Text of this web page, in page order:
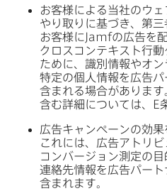
お客様に​よる​当社の​ウ
やり​取りに​基づき、​第
お客様に Jamfの​広告を​
クロスコンテキスト行
ために、​識別情報や​オ
特定の​個人情報を​広告
含まれる​場合が​ありま
含む詳細に​ついては、
E
広告キャンペーンの​効果
これには、​広告アトリ
コンバージョン測定の​
連絡先情報を​広告パー
含まれます。